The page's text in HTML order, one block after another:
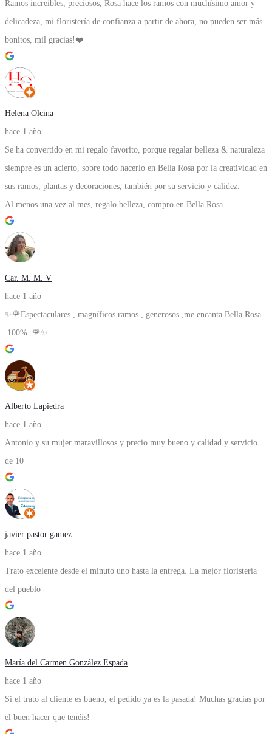
Ramos increibles, preciosos, Rosa hace los ramos con muchísimo amor y
delicadeza, mi floristería de confianza a partir de ahora, no pueden ser más
bonitos, mil gracias!❤️
Helena Olcina
hace 1 año
Se ha convertido en mi regalo favorito, porque regalar belleza & naturaleza
siempre es un acierto, sobre todo hacerlo en Bella Rosa por la creatividad en
sus ramos, plantas y decoraciones, también por su servicio y calidez.
Al menos una vez al mes, regalo belleza, compro en Bella Rosa.
Car. M. M. V
hace 1 año
✨🌹Espectaculares , magníficos ramos., generosos ,me encanta Bella Rosa
.100%. 🌹✨
Alberto Lapiedra
hace 1 año
Antonio y su mujer maravillosos y precio muy bueno y calidad y servicio
de 10
javier pastor gamez
hace 1 año
Trato excelente desde el minuto uno hasta la entrega. La mejor floristería
del pueblo
María del Carmen González Espada
hace 1 año
Si el trato al cliente es bueno, el pedido ya es la pasada! Muchas gracias por
el buen hacer que tenéis!